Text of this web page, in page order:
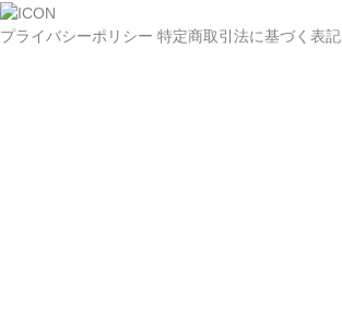
プライバシーポリシー 特定商取引法に基づく表記